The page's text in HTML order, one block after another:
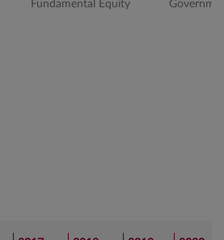
Fundamental Equity